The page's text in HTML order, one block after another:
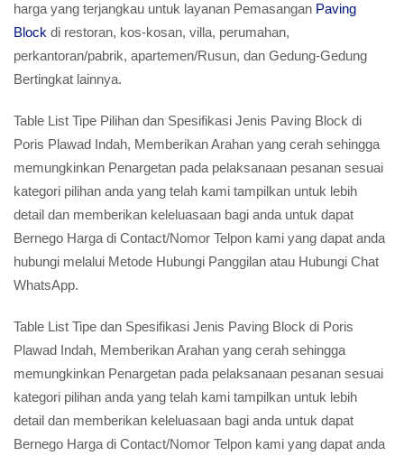
harga yang terjangkau untuk layanan Pemasangan Paving
Block di restoran, kos-kosan, villa, perumahan,
perkantoran/pabrik, apartemen/Rusun, dan Gedung-Gedung
Bertingkat lainnya.
Table List Tipe Pilihan dan Spesifikasi Jenis Paving Block di
Poris Plawad Indah, Memberikan Arahan yang cerah sehingga
memungkinkan Penargetan pada pelaksanaan pesanan sesuai
kategori pilihan anda yang telah kami tampilkan untuk lebih
detail dan memberikan keleluasaan bagi anda untuk dapat
Bernego Harga di Contact/Nomor Telpon kami yang dapat anda
hubungi melalui Metode Hubungi Panggilan atau Hubungi Chat
WhatsApp.
Table List Tipe dan Spesifikasi Jenis Paving Block di Poris
Plawad Indah, Memberikan Arahan yang cerah sehingga
memungkinkan Penargetan pada pelaksanaan pesanan sesuai
kategori pilihan anda yang telah kami tampilkan untuk lebih
detail dan memberikan keleluasaan bagi anda untuk dapat
Bernego Harga di Contact/Nomor Telpon kami yang dapat anda